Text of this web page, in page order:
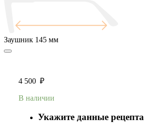
Заушник 145 мм
4 500 ₽
В наличии
Укажите данные рецепта